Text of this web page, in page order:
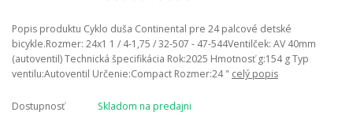
Popis produktu Cyklo duša Continental pre 24 palcové detské
bicykle.Rozmer: 24x1 1 / 4-1,75 / 32-507 - 47-544Ventilček: AV 40mm
(autoventil) Technická špecifikácia Rok:2025 Hmotnosť g:154 g Typ
ventilu:Autoventil Určenie:Compact Rozmer:24 " celý popis
Dostupnosť Skladom na predajni